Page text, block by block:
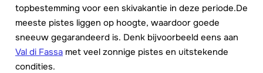
topbestemming voor een skivakantie in deze periode.De
meeste pistes liggen op hoogte, waardoor goede
sneeuw gegarandeerd is. Denk bijvoorbeeld eens aan
Val di Fassa met veel zonnige pistes en uitstekende
condities.